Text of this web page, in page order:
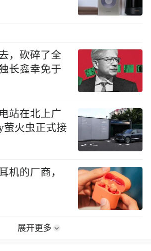
，砍碎了全
长鑫幸免于
站在北上广
萤火虫正式接
机的厂商，
展开更多